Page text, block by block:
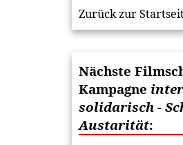
Zurück zur
Nächste
Kampagne
solidarisch -
Austarität: